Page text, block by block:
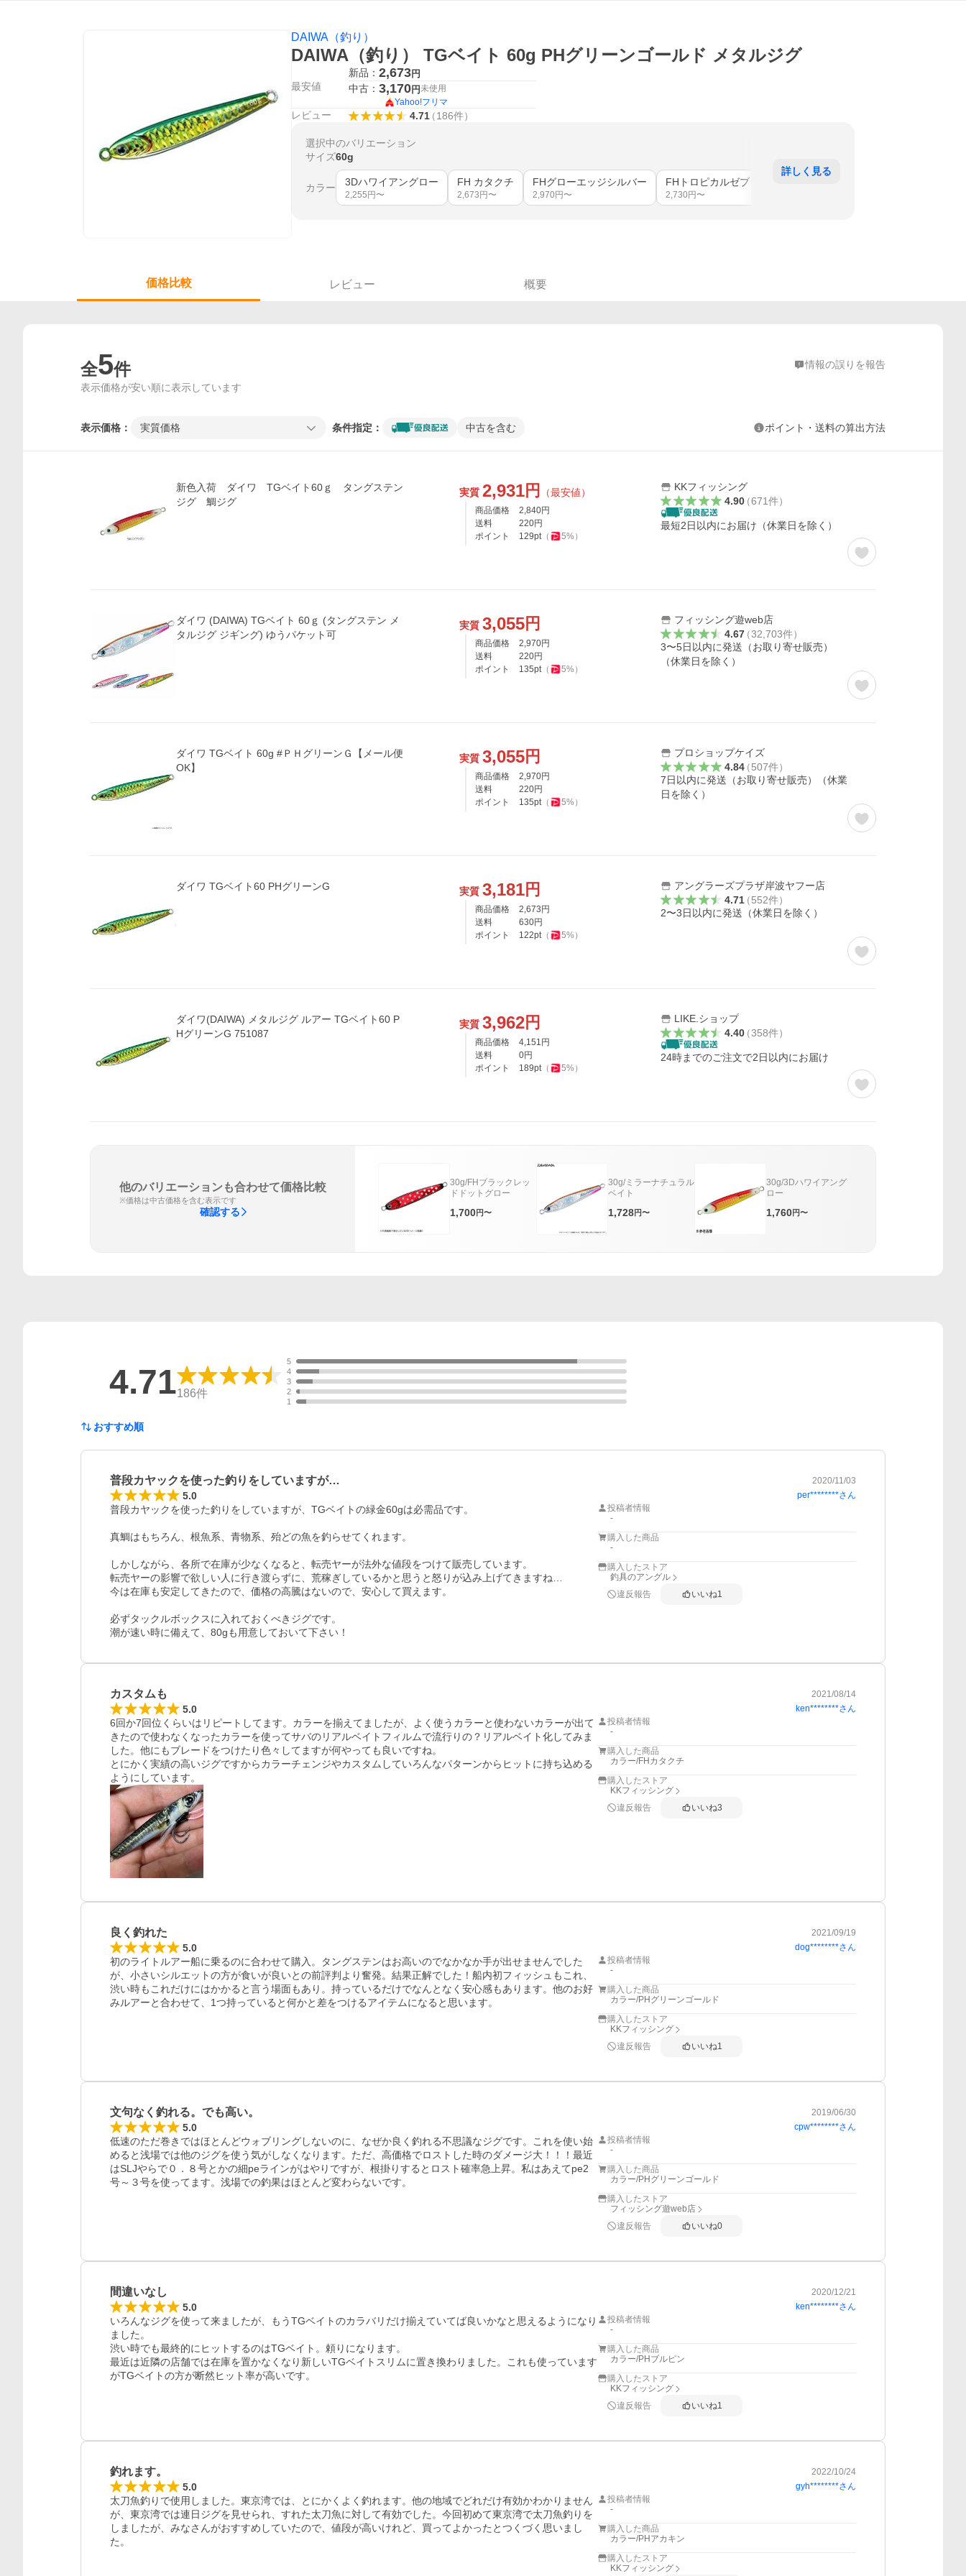
DAIWA（釣り）
DAIWA（釣り） TGベイト 60g PHグリーンゴールド メタルジグ
最安値
新品： 2,673円
中古： 3,170円未使用
Yahoo!フリマ
レビュー 4.71（186件）
選択中のバリエーション
サイズ60g
カラー 3Dハワイアングロー
2,255 円〜
FH カタクチ
2,673 円〜
FHグローエッジシルバー
2,970 円〜
FHトロピカルゼブラ
2,730 円〜
詳しく見る
価格比較 レビュー 概要
全5件 情報の誤りを報告
表示価格が安い順に表示しています
表示価格： 実質価格 条件指定： 中古を含む ポイント・送料の算出方法
新色入荷 ダイワ TGベイト60ｇ タングステン
ジグ 鯛ジグ
実質 2,931円 （最安値）
商品価格 2,840円
送料
220円
ポイント
129pt（ 5%）
KKフィッシング
4.90（671件）
最短2日以内にお届け（休業日を除く）
ダイワ (DAIWA) TGベイト 60ｇ (タングステン メ
タルジグ ジギング) ゆうパケット可
実質 3,055円
商品価格 2,970円
送料
220円
ポイント
135pt（ 5%）
フィッシング遊web店
4.67（32,703件）
3〜5日以内に発送（お取り寄せ販売）
（休業日を除く）
ダイワ TGベイト 60g #ＰＨグリーンＧ【メール便
OK】
実質 3,055円
商品価格 2,970円
送料
220円
ポイント
135pt（ 5%）
プロショップケイズ
4.84（507件）
7日以内に発送（お取り寄せ販売）（休業
日を除く）
ダイワ TGベイト60 PHグリーンG 実質 3,181円
商品価格 2,673 円
送料
630円
ポイント
122pt（ 5%）
アングラーズプラザ岸波ヤフー店
4.71（552件）
2〜3日以内に発送（休業日を除く）
ダイワ(DAIWA) メタルジグ ルアー TGベイト60 P
HグリーンG 751087
実質 3,962円
商品価格 4,151 円
送料
0円
ポイント
189pt（ 5%）
LIKE.ショップ
4.40（358件）
24時までのご注文で2日以内にお届け
他のバリエーションも合わせて価格比較
※価格は中古価格を含む表示です
確認する
30g/FHブラックレッ
ドドットグロー
1,700円〜
30g/ミラーナチュラル
ベイト
1,728円〜
30g/3Dハワイアング
ロー
1,760円〜
4.71186件
5
4
3
2
1
おすすめ順
普段カヤックを使った釣りをしていますが… 2020/11/03
5.0 per********さん
普段カヤックを使った釣りをしていますが、TGベイトの緑金60gは必需品です。
真鯛はもちろん、根魚系、青物系、殆どの魚を釣らせてくれます。
しかしながら、各所で在庫が少なくなると、転売ヤーが法外な値段をつけて販売しています。
転売ヤーの影響で欲しい人に行き渡らずに、荒稼ぎしているかと思うと怒りが込み上げてきますね…
今は在庫も安定してきたので、価格の高騰はないので、安心して買えます。
必ずタックルボックスに入れておくべきジグです。
潮が速い時に備えて、80gも用意しておいて下さい！
投稿者情報
-
購入した商品
-
購入したストア
釣具のアングル
違反報告
いいね1
カスタムも 2021/08/14
5.0 ken********さん
6回か7回位くらいはリピートしてます。カラーを揃えてましたが、よく使うカラーと使わないカラーが出て
きたので使わなくなったカラーを使ってサバのリアルベイトフィルムで流行りの？リアルベイト化してみま
した。他にもブレードをつけたり色々してますが何やっても良いですね。
とにかく実績の高いジグですからカラーチェンジやカスタムしていろんなパターンからヒットに持ち込める
ようにしています。
投稿者情報
-
購入した商品
カラー/FHカタクチ
購入したストア
KKフィッシング
違反報告
いいね3
良く釣れた 2021/09/19
5.0 dog********さん
初のライトルアー船に乗るのに合わせて購入。タングステンはお高いのでなかなか手が出せませんでした
が、小さいシルエットの方が食いが良いとの前評判より奮発。結果正解でした！船内初フィッシュもこれ、
渋い時もこれだけにはかかると言う場面もあり。持っているだけでなんとなく安心感もあります。他のお好
みルアーと合わせて、1つ持っていると何かと差をつけるアイテムになると思います。
投稿者情報
-
購入した商品
カラー/PHグリーンゴールド
購入したストア
KKフィッシング
違反報告
いいね1
文句なく釣れる。でも高い。 2019/06/30
5.0 cpw********さん
低速のただ巻きではほとんどウォブリングしないのに、なぜか良く釣れる不思議なジグです。これを使い始
めると浅場では他のジグを使う気がしなくなります。ただ、高価格でロストした時のダメージ大！！！最近
はSLJやらで０．８号とかの細peラインがはやりですが、根掛りするとロスト確率急上昇。私はあえてpe2
号～３号を使ってます。浅場での釣果はほとんど変わらないです。
投稿者情報
-
購入した商品
カラー/PHグリーンゴールド
購入したストア
フィッシング遊web店
違反報告
いいね0
間違いなし 2020/12/21
5.0 ken********さん
いろんなジグを使って来ましたが、もうTGベイトのカラバリだけ揃えていてば良いかなと思えるようになり
ました。
渋い時でも最終的にヒットするのはTGベイト。頼りになります。
最近は近隣の店舗では在庫を置かなくなり新しいTGベイトスリムに置き換わりました。これも使っています
がTGベイトの方が断然ヒット率が高いです。
投稿者情報
-
購入した商品
カラー/PHブルピン
購入したストア
KKフィッシング
違反報告
いいね1
釣れます。 2022/10/24
5.0 gyh********さん
太刀魚釣りで使用しました。東京湾では、とにかくよく釣れます。他の地域でどれだけ有効かわかりません
が、東京湾では連日ジグを見せられ、すれた太刀魚に対して有効でした。今回初めて東京湾で太刀魚釣りを
しましたが、みなさんがおすすめしていたので、値段が高いけれど、買ってよかったとつくづく思いまし
た。
投稿者情報
-
購入した商品
カラー/PHアカキン
購入したストア
KKフィッシング